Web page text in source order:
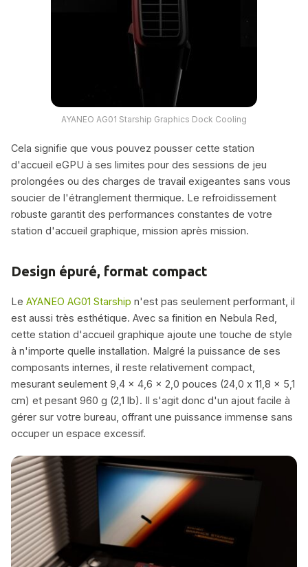
AYANEO AG01 Starship Graphics Dock Cooling
Cela signifie que vous pouvez pousser cette station
d'accueil eGPU à ses limites pour des sessions de jeu
prolongées ou des charges de travail exigeantes sans vous
soucier de l'étranglement thermique. Le refroidissement
robuste garantit des performances constantes de votre
station d'accueil graphique, mission après mission.
Design épuré, format compact
Le AYANEO AG01 Starship n'est pas seulement performant, il
est aussi très esthétique. Avec sa finition en Nebula Red,
cette station d'accueil graphique ajoute une touche de style
à n'importe quelle installation. Malgré la puissance de ses
composants internes, il reste relativement compact,
mesurant seulement 9,4 x 4,6 x 2,0 pouces (24,0 x 11,8 x 5,1
cm) et pesant 960 g (2,1 lb). Il s'agit donc d'un ajout facile à
gérer sur votre bureau, offrant une puissance immense sans
occuper un espace excessif.